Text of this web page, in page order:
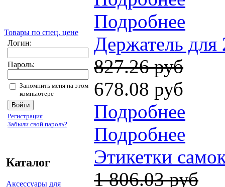
Товары по спец. цене
Логин:
Пароль:
Запомнить меня на этом
компьютере
Регистрация
Забыли свой пароль?
Каталог
Аксессуары для
Подробнее
Держатель
827.26 руб
678.08 руб
Подробнее
Подробнее
Этикетки
1 806.03 руб